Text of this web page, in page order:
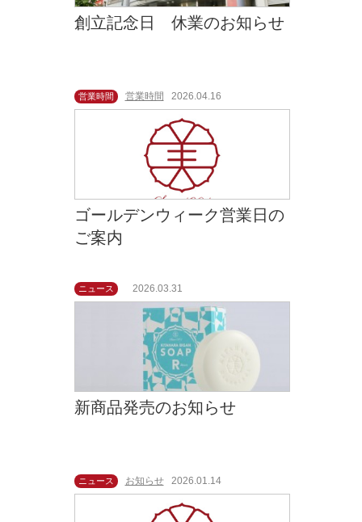
創立記念日 休業のお知らせ
営業時間 営業時間 2026.04.16
ゴールデンウィーク営業日の
ご案内
ニュース 2026.03.31
新商品発売のお知らせ
ニュース お知らせ 2026.01.14